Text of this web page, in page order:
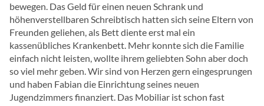
bewegen. Das Geld für einen neuen Schrank und
höhenverstellbaren Schreibtisch hatten sich seine Eltern von
Freunden geliehen, als Bett diente erst mal ein
kassenübliches Krankenbett. Mehr konnte sich die Familie
einfach nicht leisten, wollte ihrem geliebten Sohn aber doch
so viel mehr geben. Wir sind von Herzen gern eingesprungen
und haben Fabian die Einrichtung seines neuen
Jugendzimmers finanziert. Das Mobiliar ist schon fast